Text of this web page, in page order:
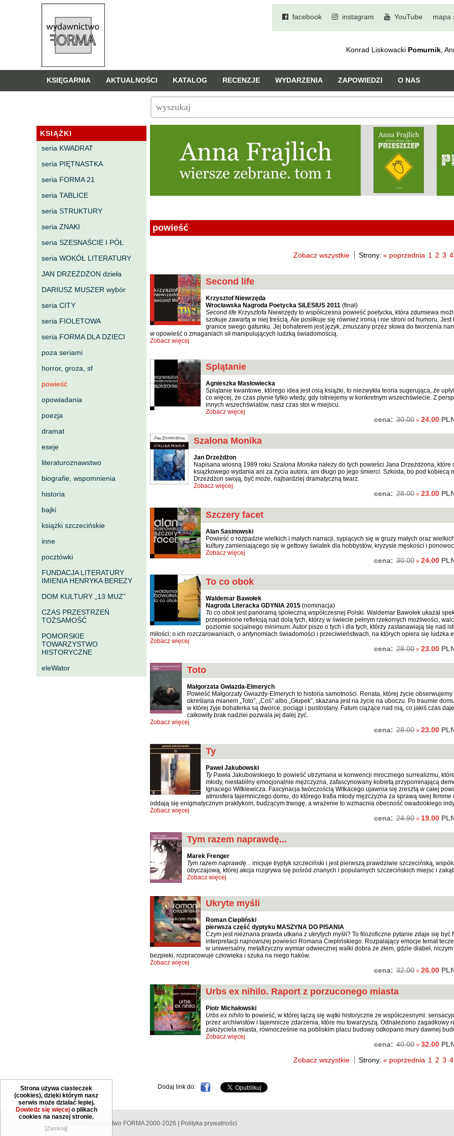
Strona używa ciasteczek
(cookies), dzięki którym nasz
serwis może działać lepiej.
Dowiedz się więcejo plikach
cookies na naszej stronie.
[Zamknij]
facebook instagram YouTube mapa
Konrad Liskowacki Pomurnik ,
KSIĘGARNIA AKTUALNOŚCI KATALOG RECENZJE WYDARZENIA ZAPOWIEDZI O NAS
KSIĄŻKI
seria KWADRAT
seria PIĘTNASTKA
seria FORMA 21
seria TABLICE
seria STRUKTURY
seria ZNAKI
seria SZESNAŚCIE I PÓŁ
seria WOKÓŁ LITERATURY
JAN DRZEŻDŻON dzieła
DARIUSZ MUSZER wybór
seria CITY
seria FIOLETOWA
seria FORMA DLA DZIECI
poza seriami
horror, groza, sf
powieść
opowiadania
poezja
dramat
eseje
literaturoznawstwo
biografie, wspomnienia
historia
bajki
książki szczecińskie
inne
pocztówki
FUNDACJA LITERATURY
IMIENIA HENRYKA BEREZY
DOM KULTURY „13 MUZ”
CZAS PRZESTRZEŃ
TOŻSAMOŚĆ
POMORSKIE
TOWARZYSTWO
HISTORYCZNE
eleWator
powieść
Zobacz wszystkie Strony: « poprzednia 1 2 3 4
Second life
Krzysztof Niewrzęda
Wrocławska Nagroda Poetycka SILESIUS 2011 (finał)
Second life Krzysztofa Niewrzędy to współczesna powieść poetycka, która zdumiewa
szokuje zawartą w niej treścią. Ale posiłkuje się również ironią i nie stroni od humoru.
granice swego gatunku. Jej bohaterem jest język, zmuszany przez słowa do tworzenia
w opowieść o zmaganiach sił manipulujących ludzką świadomością.
Zobacz więcej
Splątanie
Agnieszka Masłowiecka
Splątanie kwantowe, którego idea jest osią książki, to niezwykła teoria sugerująca, że
co więcej, że czas płynie tylko wtedy, gdy istniejemy w konkretnym wszechświecie. Z
innych wszechświatów, nasz czas stoi w miejscu.
Zobacz więcej
cena: 30.00 » 24.00
Szalona Monika
Jan Drzeżdżon
Napisana wiosną 1989 roku Szalona Monika należy do tych powieści Jana Drzeżdżona, które
książkowego wydania ani za życia autora, ani długo po jego śmierci. Szkoda, bo pod kobiecą
Drzeżdżon swoją, być może, najbardziej dramatyczną twarz.
Zobacz więcej
cena: 28.00 » 23.00
Szczery facet
Alan Sasinowski
Powieść o rozpadzie wielkich i małych narracji, sypiących się w gruzy małych oraz
kultury zamieniającego się w gettowy światek dla hobbystów, kryzysie męskości i
Zobacz więcej
cena: 30.00 » 24.00
To co obok
Waldemar Bawołek
Nagroda Literacka GDYNIA 2015 (nominacja)
To co obokjest panoramą społeczną współczesnej Polski. Waldemar Bawołek ukazał
przepełnione refleksją nad dolą tych, którzy w świecie pełnym rzekomych możliwości,
poziomie socjalnego minimum. Autor pisze o tych i dla tych, którzy zastanawiają się nad
miłości; o ich rozczarowaniach, o antynomiach świadomości i przeciwieństwach, na których opiera się ludzka
Zobacz więcej
cena: 28.00 » 23.00
Toto
Małgorzata Gwiazda-Elmerych
Powieść Małgorzaty Gwiazdy-Elmerych to historia samotności. Renata, której życie
określana mianem „Toto”, „Coś” albo „Głupek”, skazana jest na życie na uboczu. Po traumie
w której żyje bohaterka są dworce, pociągi i pustostany. Fatum ciążące nad nią, co jakiś czas
całkowity brak nadziei pozwala jej dalej żyć.
Zobacz więcej
cena: 28.00 » 23.00
Ty
Paweł Jakubowski
TyPawła Jakubowskiego to powieść utrzymana w konwencji mrocznego surrealizmu,
młody, niestabilny emocjonalnie mężczyzna, zafascynowany kobietą przypominającą
Ignacego Witkiewicza. Fascynacja twórczością Witkacego ujawnia się zresztą w całej
atmosfera tajemniczego domu, do którego trafia młody mężczyzna za sprawą swej femme
oddają się enigmatycznym praktykom, budzącym trwogę, a wrażenie to wzmacnia obecność owadookiego
Zobacz więcej
cena: 24.90 » 19.00
Tym razem naprawdę...
Marek Frenger
Tym razem naprawdę... inicjuje tryptyk szczeciński i jest pierwszą prawdziwie szczecińską,
obyczajową, której akcja rozgrywa się pośród znanych i popularnych szczecińskich miejsc i
Zobacz więcej
Ukryte myśli
Roman Ciepliński
pierwsza część dyptyku MASZYNA DO PISANIA
Czym jest nieznana prawda utkana z ukrytych myśli? To filozoficzne pytanie zdaje się być
interpretacji najnowszej powieści Romana Cieplińskiego. Rozpalający emocje temat
w uniwersalny, metafizyczny wymiar odwiecznej walki dobra ze złem, gdzie diabeł,
bezpieki, rozpracowuje człowieka i szuka na niego haków.
Zobacz więcej
cena: 32.00 » 26.00
Urbs ex nihilo. Raport z porzuconego miasta
Piotr Michałowski
Urbs ex nihilo to powieść, w której łączą się wątki historyczne ze współczesnymi:
przez archiwistów i tajemnicze zdarzenia, które mu towarzyszą. Odnaleziono zagadkowy
założyciela miasta, równocześnie na pobliskim placu budowy odkopano mury dawnej
Zobacz więcej
cena: 40.00 » 32.00
Zobacz wszystkie
Strony: « poprzednia 1 2 3 4
Dodaj link do:
Copyright © Wydawnictwo FORMA 2000-2026 | Polityka prywatności